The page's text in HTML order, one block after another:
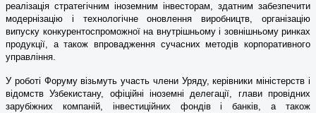
реалізація стратегічним іноземним інвесторам, здатним забезпечити
модернізацію і технологічне оновлення виробництв, організацію
випуску конкурентоспроможної на внутрішньому і зовнішньому ринках
продукції, а також впровадження сучасних методів корпоративного
управління.
У роботі Форуму візьмуть участь члени Уряду, керівники міністерств і
відомств Узбекистану, офіційні іноземні делегації, глави провідних
зарубіжних компаній, інвестиційних фондів і банків, а також